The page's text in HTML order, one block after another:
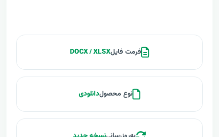
فرمت فایلDOCX / XLSX
نوع محصولدانلودی